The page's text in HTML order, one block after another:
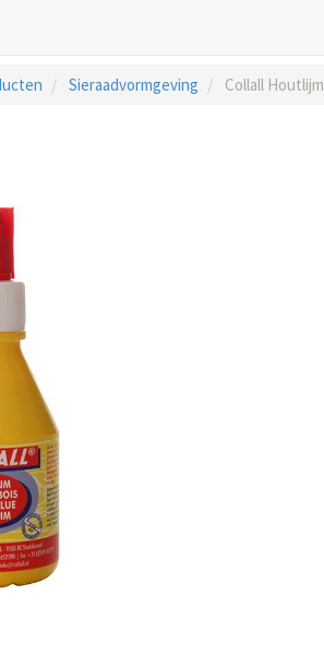
Sieraadvormgeving Collall Houtlijm